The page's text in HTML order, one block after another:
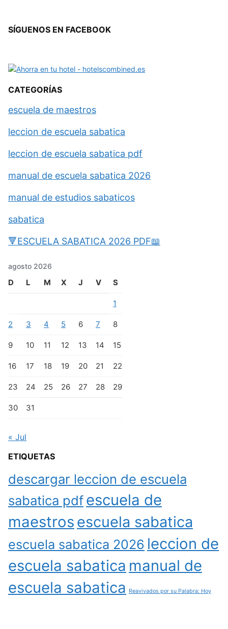
SÍGUENOS EN FACEBOOK
CATEGORÍAS
escuela de maestros
leccion de escuela sabatica
leccion de escuela sabatica pdf
manual de escuela sabatica 2026
manual de estudios sabaticos
sabatica
🔻ESCUELA SABATICA 2026 PDF📖
agosto 2026
D L M X J V S
1
2 3 4 5 6 7 8
9 10 11 12 13 14 15
16 17 18 19 20 21 22
23 24 25 26 27 28 29
30 31
« Jul
ETIQUETAS
descargar leccion de escuela
sabatica pdfescuela de
maestros escuela sabatica
escuela sabatica 2026 leccion de
escuela sabatica manual de
escuela sabatica
Reavivados por su Palabra: Hoy